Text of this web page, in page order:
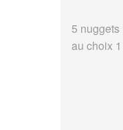
5 nuggets
au choix